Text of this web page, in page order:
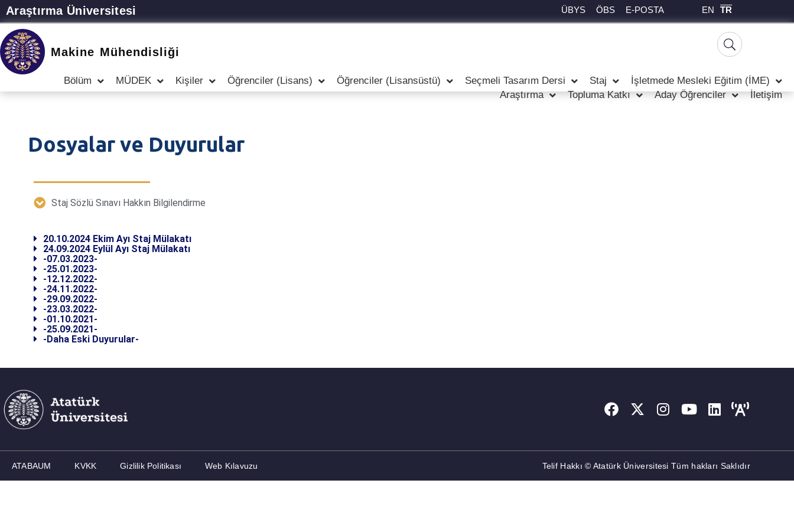
Araştırma Üniversitesi ÜBYS ÖBS E-POSTA EN TR
Makine Mühendisliği
Bölüm MÜDEK Kişiler Öğrenciler (Lisans) Öğrenciler (Lisansüstü) Seçmeli Tasarım Dersi Staj
İşletmede Mesleki Eğitim (İME)
Araştırma
Topluma Katkı Aday Öğrenciler İletişim
Dosyalar ve Duyurular
Staj Sözlü Sınavı Hakkın Bilgilendirme
20.10.2024 Ekim Ayı Staj Mülakatı
24.09.2024 Eylül Ayı Staj Mülakatı
-07.03.2023-
-25.01.2023-
-12.12.2022-
-24.11.2022-
-29.09.2022-
-23.03.2022-
-01.10.2021-
-25.09.2021-
-Daha Eski Duyurular-
ATABAUM KVKK Gizlilik Politikası Web Kılavuzu Telif Hakkı © Atatürk Üniversitesi Tüm hakları Saklıdır